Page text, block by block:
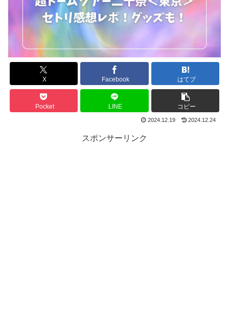
X Facebook はてブ
Pocket LINE コピー
2024.12.19 2024.12.24
スポンサーリンク